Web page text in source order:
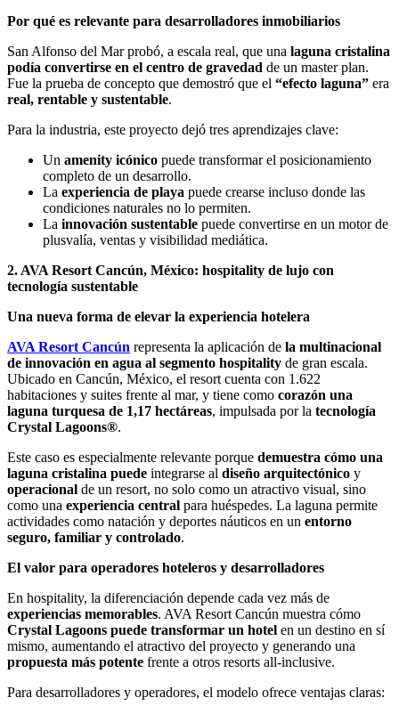
Por qué es relevante para desarrolladores inmobiliarios
San Alfonso del Mar probó, a escala real, que una laguna cristalina
podía convertirse en el centro de gravedad de un master plan.
Fue la prueba de concepto que demostró que el “efecto laguna” era
real, rentable y sustentable.
Para la industria, este proyecto dejó tres aprendizajes clave:
Un amenity icónico puede transformar el posicionamiento
completo de un desarrollo.
La experiencia de playa puede crearse incluso donde las
condiciones naturales no lo permiten.
La innovación sustentable puede convertirse en un motor de
plusvalía, ventas y visibilidad mediática.
2. AVA Resort Cancún, México: hospitality de lujo con
tecnología sustentable
Una nueva forma de elevar la experiencia hotelera
AVA Resort Cancún representa la aplicación de la multinacional
de innovación en agua al segmento hospitality de gran escala.
Ubicado en Cancún, México, el resort cuenta con 1.622
habitaciones y suites frente al mar, y tiene como corazón una
laguna turquesa de 1,17 hectáreas, impulsada por la tecnología
Crystal Lagoons®.
Este caso es especialmente relevante porque demuestra cómo una
laguna cristalina puede integrarse al diseño arquitectónico y
operacional de un resort, no solo como un atractivo visual, sino
como una experiencia central para huéspedes. La laguna permite
actividades como natación y deportes náuticos en un entorno
seguro, familiar y controlado.
El valor para operadores hoteleros y desarrolladores
En hospitality, la diferenciación depende cada vez más de
experiencias memorables. AVA Resort Cancún muestra cómo
Crystal Lagoons puede transformar un hotel en un destino en sí
mismo, aumentando el atractivo del proyecto y generando una
propuesta más potente frente a otros resorts all-inclusive.
Para desarrolladores y operadores, el modelo ofrece ventajas claras: